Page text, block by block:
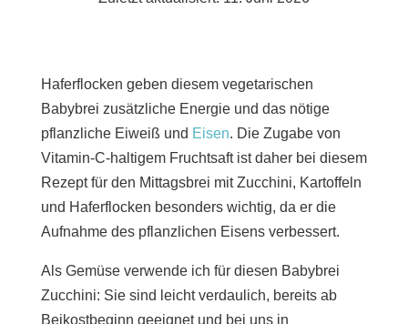
Haferflocken geben diesem vegetarischen
Babybrei zusätzliche Energie und das nötige
pflanzliche Eiweiß und Eisen. Die Zugabe von
Vitamin-C-haltigem Fruchtsaft ist daher bei diesem
Rezept für den Mittagsbrei mit Zucchini, Kartoffeln
und Haferflocken besonders wichtig, da er die
Aufnahme des pflanzlichen Eisens verbessert.
Als Gemüse verwende ich für diesen Babybrei
Zucchini: Sie sind leicht verdaulich, bereits ab
Beikostbeginn geeignet und bei uns in